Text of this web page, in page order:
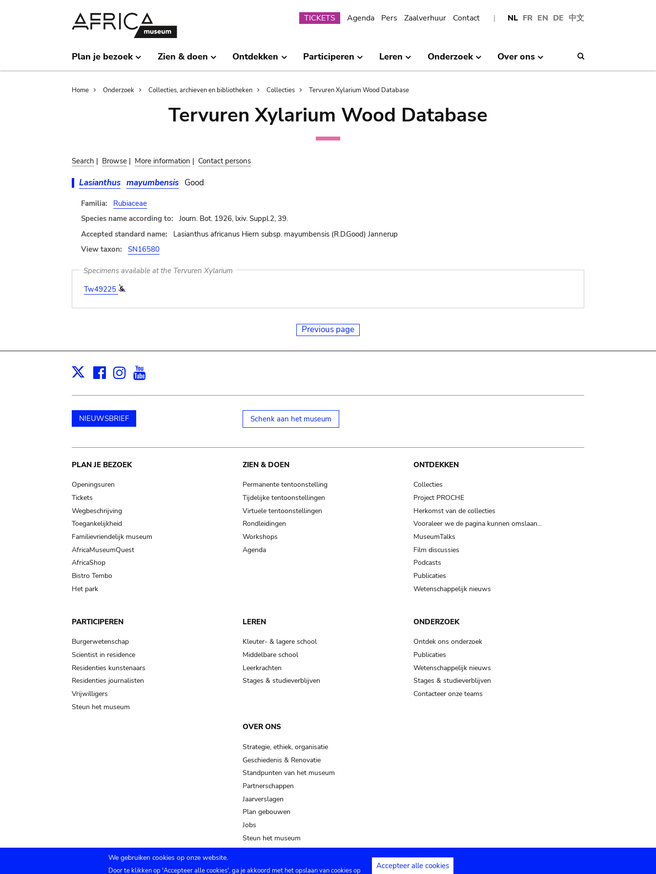
NL FR EN DE 中文
Submenu
TICKETS Agenda Pers Zaalverhuur Contact
Plan je bezoek Zien & doen Ontdekken Participeren Leren Onderzoek Over ons
Breadcrumb
Home Onderzoek Collecties, archieven en bibliotheken Collecties Tervuren Xylarium Wood Database
Tervuren Xylarium Wood Database
Search | Browse | More information | Contact persons
Lasianthus mayumbensis Good
Familia:
Rubiaceae
Species name according to:
Journ. Bot. 1926, lxiv. Suppl.2, 39.
Accepted standard name:
Lasianthus africanus Hiern subsp. mayumbensis (R.D.Good) Jannerup
View taxon:
SN16580
Specimens available at the Tervuren Xylarium
Tw49225
Previous page
X Facebook
Instagram
NIEUWSBRIEF Schenk aan het museum
Main
navigation
PLAN JE BEZOEK
Openingsuren
Tickets
Wegbeschrijving
Toegankelijkheid
Familievriendelijk museum
AfricaMuseumQuest
AfricaShop
Bistro Tembo
Het park
ZIEN & DOEN
Permanente tentoonstelling
Tijdelijke tentoonstellingen
Virtuele tentoonstellingen
Rondleidingen
Workshops
Agenda
ONTDEKKEN
Collecties
Project PROCHE
Herkomst van de collecties
Vooraleer we de pagina kunnen omslaan…
MuseumTalks
Film discussies
Podcasts
Publicaties
Wetenschappelijk nieuws
PARTICIPEREN
Burgerwetenschap
Scientist in residence
Residenties kunstenaars
Residenties journalisten
Vrijwilligers
Steun het museum
LEREN
Kleuter- & lagere school
Middelbare school
Leerkrachten
Stages & studieverblijven
ONDERZOEK
Ontdek ons onderzoek
Publicaties
Wetenschappelijk nieuws
Stages & studieverblijven
Contacteer onze teams
OVER ONS
Strategie, ethiek, organisatie
Geschiedenis & Renovatie
Standpunten van het museum
Partnerschappen
Jaarverslagen
Plan gebouwen
Jobs
Steun het museum
We gebruiken cookies op onze website.
Door te klikken op 'Accepteer alle cookies', ga je akkoord met het opslaan van cookies op Accepteer alle cookies